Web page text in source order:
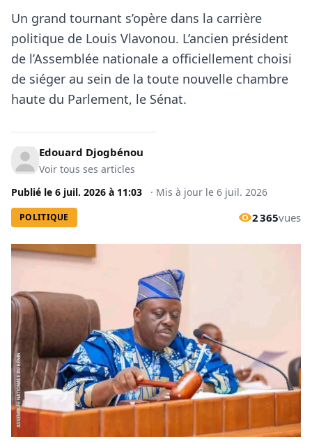
​Un grand tournant s’opère dans la carrière
politique de Louis Vlavonou. L’ancien président
de l’Assemblée nationale a officiellement choisi
de siéger au sein de la toute nouvelle chambre
haute du Parlement, le Sénat.
Edouard Djogbénou
Voir tous ses articles
Publié le 6 juil. 2026 à 11:03 · Mis à jour le 6 juil. 2026
POLITIQUE 2 365vues